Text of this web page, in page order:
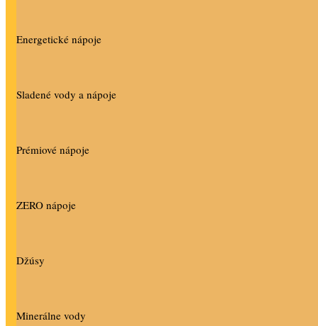
Energetické nápoje
Sladené vody a nápoje
Prémiové nápoje
ZERO nápoje
Džúsy
Minerálne vody